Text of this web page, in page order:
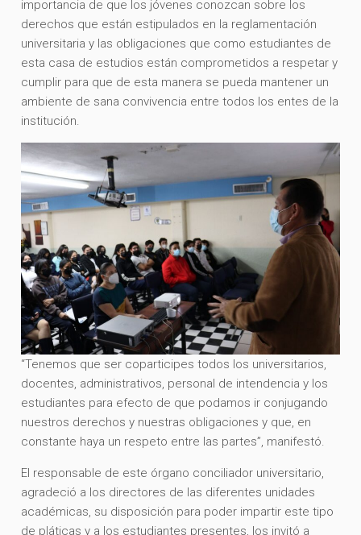
importancia de que los jóvenes conozcan sobre los
derechos que están estipulados en la reglamentación
universitaria y las obligaciones que como estudiantes de
esta casa de estudios están comprometidos a respetar y
cumplir para que de esta manera se pueda mantener un
ambiente de sana convivencia entre todos los entes de la
institución.
“Tenemos que ser coparticipes todos los universitarios,
docentes, administrativos, personal de intendencia y los
estudiantes para efecto de que podamos ir conjugando
nuestros derechos y nuestras obligaciones y que, en
constante haya un respeto entre las partes”, manifestó.
El responsable de este órgano conciliador universitario,
agradeció a los directores de las diferentes unidades
académicas, su disposición para poder impartir este tipo
de pláticas y a los estudiantes presentes, los invitó a